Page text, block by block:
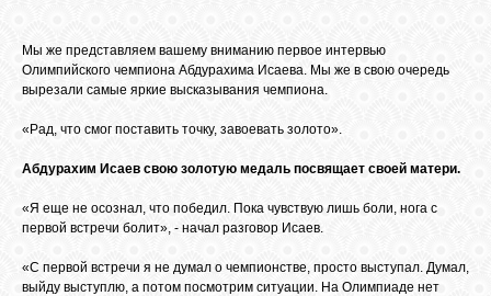
ГОСТЕВАЯ
О САЙТЕ
ФОТО
Мы же представляем вашему вниманию первое интервью
Олимпийского чемпиона Абдурахима Исаева. Мы же в свою очередь
вырезали самые яркие высказывания чемпиона.
«Рад, что смог поставить точку, завоевать золото».
Абдурахим Исаев свою золотую медаль посвящает своей матери.
«Я еще не осознал, что победил. Пока чувствую лишь боли, нога с
первой встречи болит», - начал разговор Исаев.
«С первой встречи я не думал о чемпионстве, просто выступал. Думал,
выйду выступлю, а потом посмотрим ситуации. На Олимпиаде нет